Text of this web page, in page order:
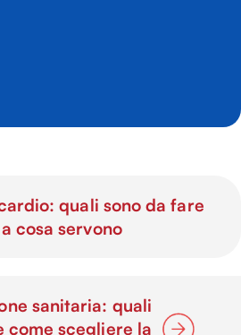
quali sono da fare
cosa servono
sanitaria: quali
come scegliere la